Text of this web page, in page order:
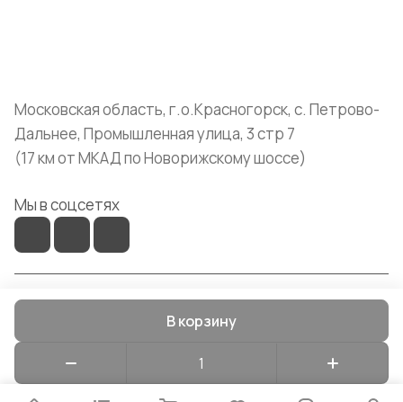
В корзину
Московская область, г.о.Красногорск, с. Петрово-
Дальнее, Промышленная улица, 3 стр 7
(17 км от МКАД по Новорижскому шоссе)
Мы в соцсетях
Конфиденциальность Оферта